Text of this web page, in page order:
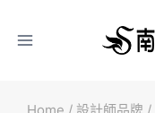
Home / 設計師品牌 /